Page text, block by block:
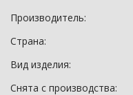
Производитель:
Страна:
Вид изделия:
Снята с производства: